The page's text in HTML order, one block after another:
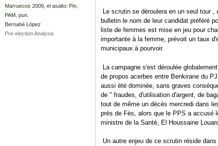
Le scrutin se déroulera en un seul tour
bulletin le nom de leur candidat préféré
liste de femmes est mise en jeu pour
importante à la femme, prévoit un taux
municipaux à pourvoir.
La campagne s'est déroulée
de propos acerbes entre Benkirane du
aussi été dominée, sans graves
de " fraudes, d'utilisation d'argent, de
tout de même un décès mercredi dans
près de Fès, alors que le PPS a accusé
ministre de la Santé, El Houssaine
Un autre enjeu de ce scrutin réside
Marruecos 2009, el asalto: Pin,
PAM, pun.
Bernabé López
Pre-election Analysis